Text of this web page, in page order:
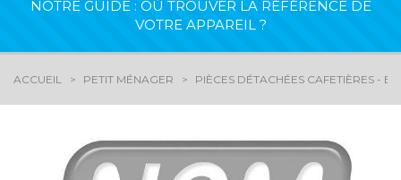
NOTRE GUIDE : OÙ TROUVER LA RÉFÉRENCE DE
VOTRE APPAREIL ?
ACCUEIL PETIT MÉNAGER PIÈCES DÉTACHÉES CAFETIÈRES -